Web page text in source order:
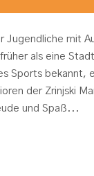
Jugendliche mit
als eine
Sports bekannt,
der Zrinjski
und Spaß...